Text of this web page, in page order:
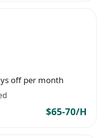
off per month
$65-70/H